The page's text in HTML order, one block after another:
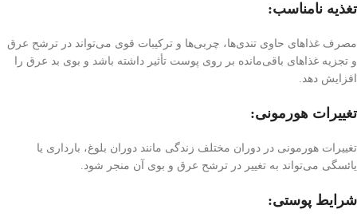
تغذیه نامناسب:
مصرف غذاهای حاوی تندی‌ها، چربی‌ها و ترکیبات قوی می‌تواند در ترشح عرق
و تجزیه غذاهای باقی‌مانده بر روی پوست تأثیر داشته باشد و بوی بد عرق را
افزایش دهد.
تغییرات هورمونی:
تغییرات هورمونی در دوران مختلف زندگی مانند دوران بلوغ، بارداری یا
یائسگی می‌تواند به تغییر در ترشح عرق و بوی آن منجر شود.
شرایط پوستی: